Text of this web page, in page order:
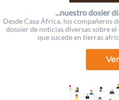
...nuestro dosier
Desde Casa África, los compañeros
dossier de noticias diversas sobre
que sucede en tierras
Ver